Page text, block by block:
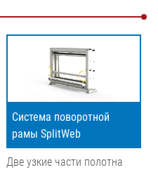
Система поворотной
рамы SplitWeb
Две узкие части полотна